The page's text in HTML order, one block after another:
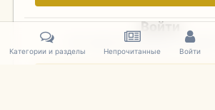
Войти
Уже зарегистрированы?
Категории и разделы Непрочитанные Войти